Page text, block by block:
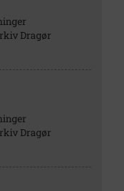
Dragør
Dragør